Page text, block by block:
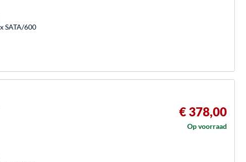
SATA/600
€ 378,00
Op voorraad